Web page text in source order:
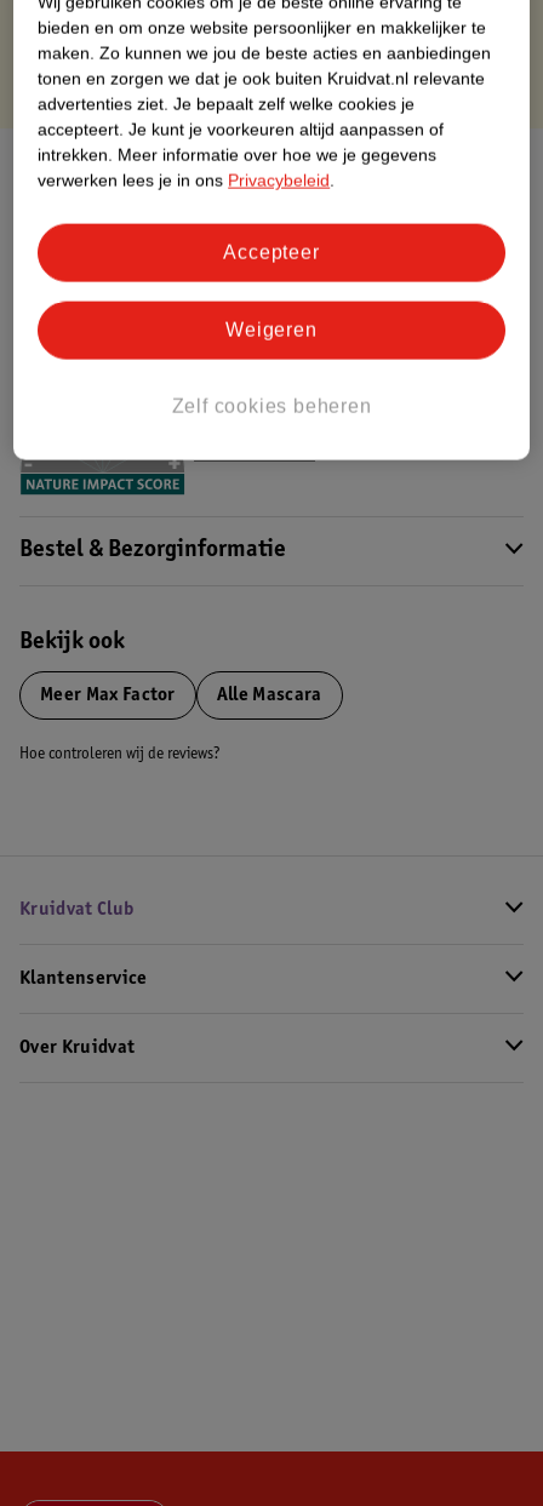
Gratis punten met je Kruidvat kaart
Over dit product
Productinformatie
Nature Impact Score
Dit product heeft (nog) geen Nature
Bestel & Bezorginformatie
Bekijk ook
Meer Max Factor Alle Mascara
Hoe controleren wij de reviews?
Kruidvat Club
Klantenservice
Over Kruidvat
bieden en om onze website persoonlijker en makkelijker te
maken. Zo kunnen we jou de beste acties en aanbiedingen
tonen en zorgen we dat je ook buiten Kruidvat.nl relevante
advertenties ziet. Je bepaalt zelf welke cookies je
accepteert. Je kunt je voorkeuren altijd aanpassen of
intrekken. Meer informatie over hoe we je gegevens
verwerken lees je in ons Privacybeleid.
Zelf cookies beheren
Weigeren
Accepteer